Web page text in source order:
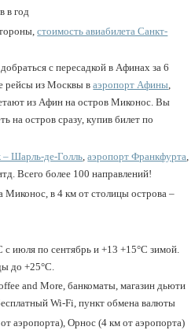
в год
стоимость авиабилета Санкт-
с пересадкой в Афинах за 6
рейсы из Москвы ваэропорт Афины,
из Афин на остров Миконос. Вы
на остров сразу, купив билет по
Шарль-де-Голль ,аэропорт Франкфурта
Всего более 100 направлений!
Миконос, в 4 км от столицы острова –
с июля по сентябрь и +13 +15°С зимой.
до +25°С.
and More, банкоматы, магазин дьюти
Wi-Fi, пункт обмена валюты
аэропорта), Орнос (4 км от аэропорта)